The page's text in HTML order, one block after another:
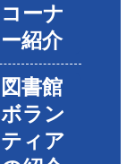
コーナ
ー紹介
図書館
ボラン
ティア